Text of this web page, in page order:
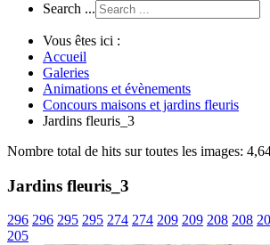
Search ...
Vous êtes ici :
Accueil
Galeries
Animations et évènements
Concours maisons et jardins fleuris
Jardins fleuris_3
Nombre total de hits sur toutes les images:
Jardins fleuris_3
296 296 295 295 274 274 209 209 208 208
205